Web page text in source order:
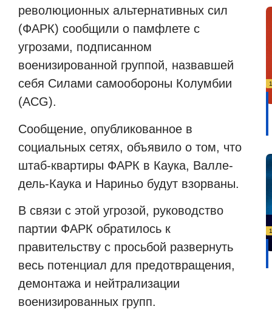
революционных альтернативных сил
(ФАРК) сообщили о памфлете с
угрозами, подписанном
военизированной группой, назвавшей
себя Силами самообороны Колумбии
(ACG).
Сообщение, опубликованное в
социальных сетях, объявило о том, что
штаб-квартиры ФАРК в Каука, Валле-
дель-Каука и Нариньо будут взорваны.
В связи с этой угрозой, руководство
партии ФАРК обратилось к
правительству с просьбой развернуть
весь потенциал для предотвращения,
демонтажа и нейтрализации
военизированных групп.